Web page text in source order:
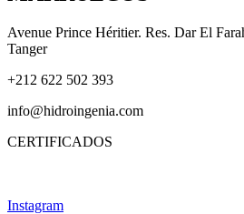
Avenue Prince Héritier. Res. Dar El
Tanger
+212 622 502 393
info@hidroingenia.com
CERTIFICADOS
Instagram